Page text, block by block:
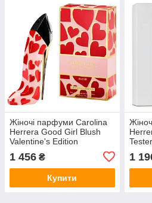
Жіночі парфуми Carolina
Herrera Good Girl Blush
Valentine's Edition
Герл Блаш Валентайнс
Едішн) 80 ml/мл
1 456 ₴
Купити
мл
1